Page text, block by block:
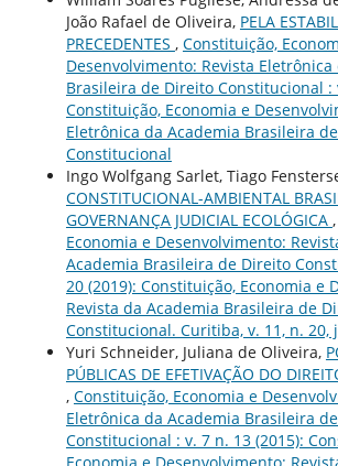
João Rafael de Oliveira, PELA
PRECEDENTES , Constituição,
Desenvolvimento: Revista Eletrônica
Brasileira de Direito Constitucional :
Constituição, Economia e
Eletrônica da Academia Brasileira
Constitucional
Ingo Wolfgang Sarlet, Tiago
CONSTITUCIONAL-AMBIENTAL
GOVERNANÇA JUDICIAL ECOLÓGICA ,
Economia e Desenvolvimento:
Academia Brasileira de Direito
20 (2019): Constituição, Economia e
Revista da Academia Brasileira de
Constitucional. Curitiba, v. 11, n. 20,
Yuri Schneider, Juliana de Oliveira,
PÚBLICAS DE EFETIVAÇÃO DO
, Constituição, Economia e
Eletrônica da Academia Brasileira
Constitucional : v. 7 n. 13 (2015):